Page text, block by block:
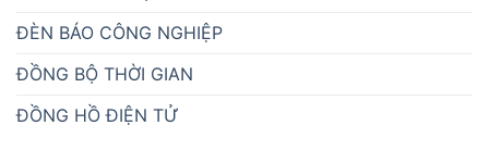
ĐÈN BÁO CÔNG NGHIỆP
ĐỒNG BỘ THỜI GIAN
ĐỒNG HỒ ĐIỆN TỬ